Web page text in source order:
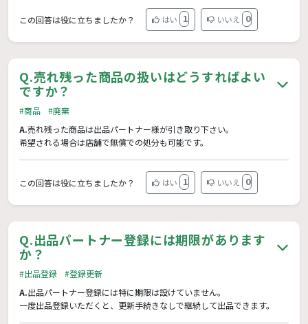
この回答は役に立ちましたか？ はい 1 いいえ 0
Q.売れ残った商品の扱いはどうすればよい
ですか？
#商品
#廃棄
A.売れ残った商品は出品パートナー様が引き取り下さい。
希望される場合は店舗で無償での処分も可能です。
この回答は役に立ちましたか？ はい 1 いいえ 0
Q.出品パートナー登録には期限があります
か？
#出品登録
#登録更新
A.出品パートナー登録には特に期限は設けていません。
一度出品登録いただくと、更新手続きなしで継続して出品できます。